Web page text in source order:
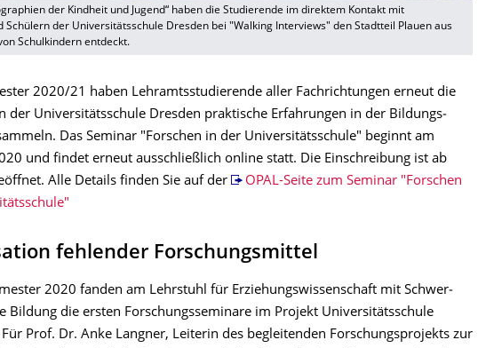
der Kindheit und Jugend“ haben die Studierende im direktem Kontakt mit
Schülern der Universitätsschule Dresden bei "Walking Interviews" den Stadtteil Plauen aus
Schulkindern entdeckt.
2020/21 haben Lehramtsstudierende aller Fachrichtungen erneut die
der Universitätsschule Dresden praktische Erfahrungen in der Bildungs­
Das Seminar "Forschen in der Universitätsschule" beginnt am
und findet erneut ausschließlich online statt. Die Einschreibung ist ab
Alle Details finden Sie auf der
OPAL-Seite zum Seminar "Forschen
fehlender Forschungsmittel
2020 fanden am Lehrstuhl für Erziehungswissenschaft mit Schwer­
Bildung die ersten Forschungsseminare im Projekt Universitätsschule
Prof. Dr. Anke Langner, Leiterin des begleitenden Forschungsprojekts zur